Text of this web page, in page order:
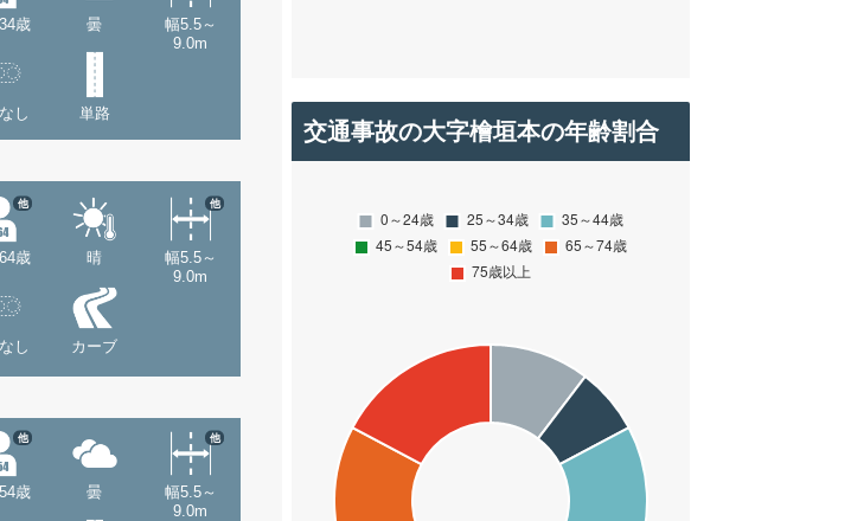
歳 曇
幅5.5～
9.0m
し 単路
歳
他
晴
幅5.5～
9.0m
他
し カーブ
歳
他
曇
幅5.5～
9.0m
他
交通事故の大字檜垣本の年齢割合